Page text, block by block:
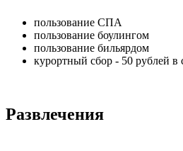
пользование СПА
пользование боулингом
пользование бильярдом
курортный сбор - 50 рублей в
Развлечения